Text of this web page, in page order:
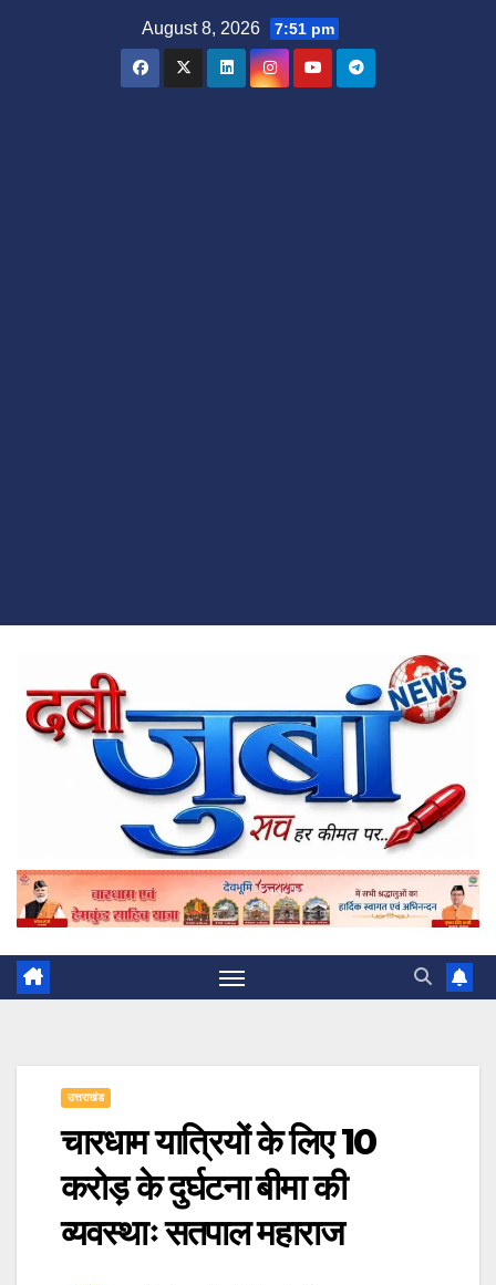
August 8, 2026 7:51 pm
उत्तराखंड
चारधाम यात्रियों के लिए 10
करोड़ के दुर्घटना बीमा की
व्यवस्थाः सतपाल महाराज